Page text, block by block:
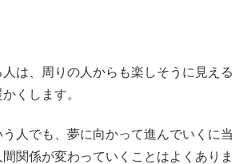
は、周りの人からも楽しそうに見える
くします。
人でも、夢に向かって進んでいくに当
関係が変わっていくことはよくありま